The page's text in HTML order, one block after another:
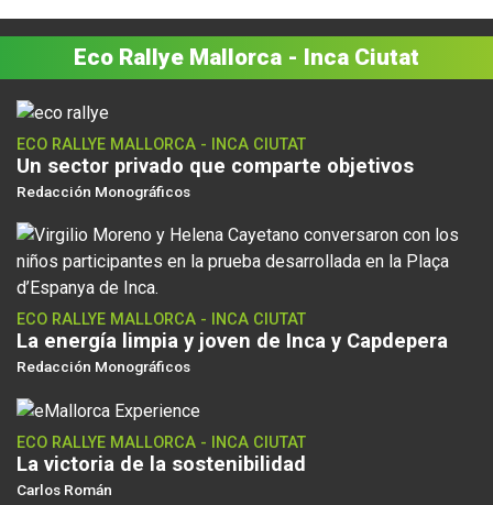
Eco Rallye Mallorca - Inca Ciutat
ECO RALLYE MALLORCA - INCA CIUTAT
Un sector privado que comparte objetivos
Redacción Monográficos
ECO RALLYE MALLORCA - INCA CIUTAT
La energía limpia y joven de Inca y Capdepera
Redacción Monográficos
ECO RALLYE MALLORCA - INCA CIUTAT
La victoria de la sostenibilidad
Carlos Román